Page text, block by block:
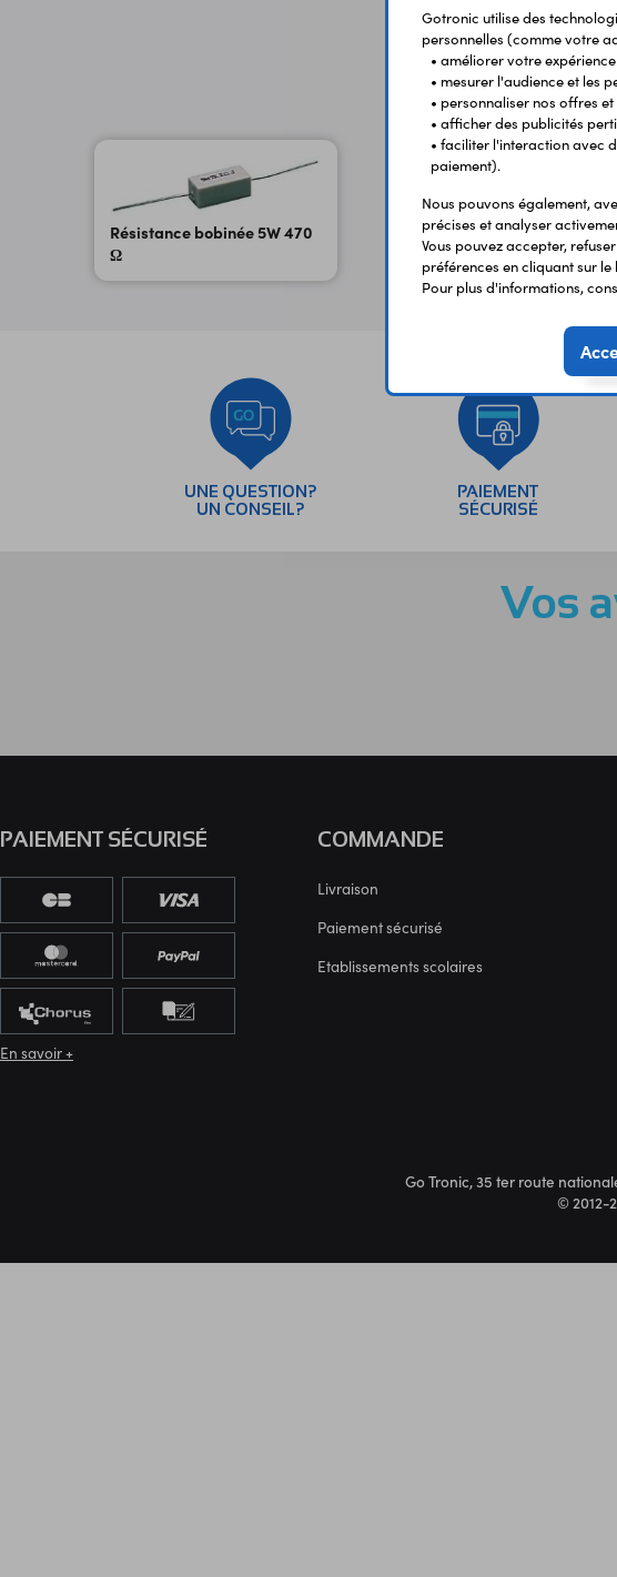
Vous
Résistance bobinée 5W 470
Ω
UNE QUESTION?
UN CONSEIL?
PAIEMENT
SÉCURISÉ
Vos
COMMANDE
Livraison
Paiement sécurisé
Etablissements scolaires
PAIEMENT SÉCURISÉ
En savoir +
Go Tronic, 35 ter route
© 2012-
Gotronic utilise des
personnelles (comme votre
• améliorer votre
• mesurer l'audience et les
• personnaliser nos offres
• afficher des publicités
• faciliter l'interaction avec
paiement).
Nous pouvons également,
précises et analyser
Vous pouvez accepter,
préférences en cliquant sur
Pour plus d'informations,